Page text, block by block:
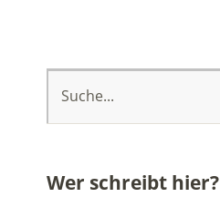
Wer schreibt hier?